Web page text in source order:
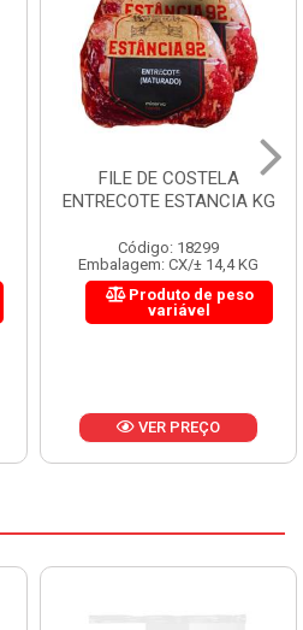
FILE DE COSTELA
ENTRECOTE ESTANCIA KG
Código: 18299
Embalagem: CX/± 14,4 KG
Produto de peso
variável
VER PREÇO